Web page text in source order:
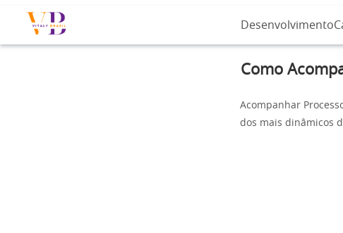
Desenvolvimento
Como
Acompanhar
dos mais dinâmicos